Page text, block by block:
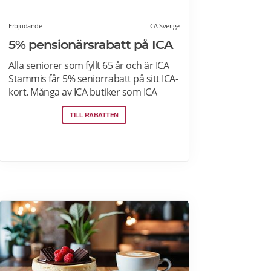
Erbjudande ICA Sverige
5% pensionärsrabatt på ICA
Alla seniorer som fyllt 65 år och är ICA
Stammis får 5% seniorrabatt på sitt ICA-
kort. Många av ICA butiker som ICA
Kvantum, Maxi Stormarknad eller ICA
Supermarket erbjuder
erbjudanden. Läs mer om
pensionärsrabatter på ICA här.
TILL RABATTEN